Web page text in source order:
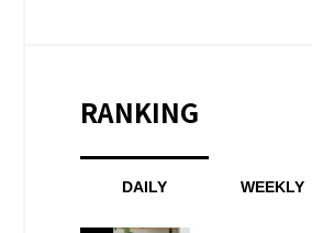
RANKING
DAILY WEEKLY
プログラミングスクール